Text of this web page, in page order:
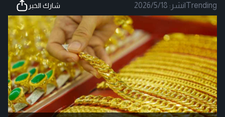
Trending
|نشر: 2026/5/18 شارك الخبر